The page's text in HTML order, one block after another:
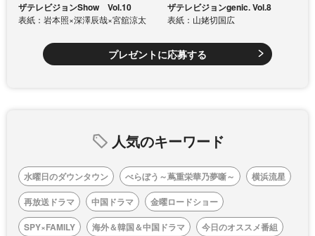
ザテレビジョンShow Vol.10
表紙：岩本照×深澤辰哉×宮舘涼太
ザテレビジョンgenic. Vol.8
表紙：山姥切国広
プレゼントに応募する
人気のキーワード
水曜日のダウンタウン べらぼう～蔦重栄華乃夢噺～
横浜流星
再放送ドラマ
中国ドラマ
金曜ロードショー
SPY×FAMILY
海外＆韓国＆中国ドラマ
今日のオススメ番組